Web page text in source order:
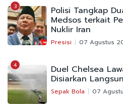
3 Polisi Tangkap
Medsos terkait
Nuklir Iran
Presisi 07 Agustus
4 Duel Chelsea
Disiarkan
Sepak Bola 07